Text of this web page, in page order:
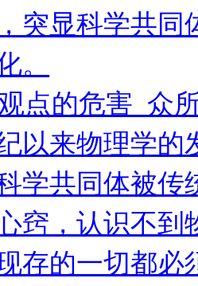
突显科学共
。
点的危害 众
以来物理学的
学共同体被
窍，认识不到
存的一切都必